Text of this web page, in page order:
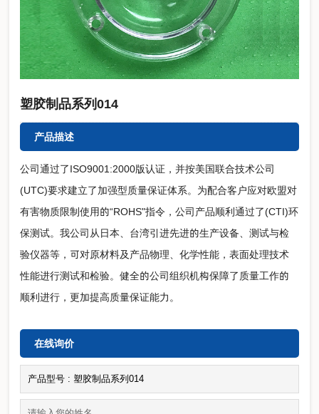
塑胶制品系列014
产品描述
公司通过了ISO9001:2000版认证，并按美国联合技术公司
(UTC)要求建立了加强型质量保证体系。为配合客户应对欧盟对
有害物质限制使用的“ROHS"指令，公司产品顺利通过了(CTI)环
保测试。我公司从日本、台湾引进先进的生产设备、测试与检
验仪器等，可对原材料及产品物理、化学性能，表面处理技术
性能进行测试和检验。健全的公司组织机构保障了质量工作的
顺利进行，更加提高质量保证能力。
在线询价